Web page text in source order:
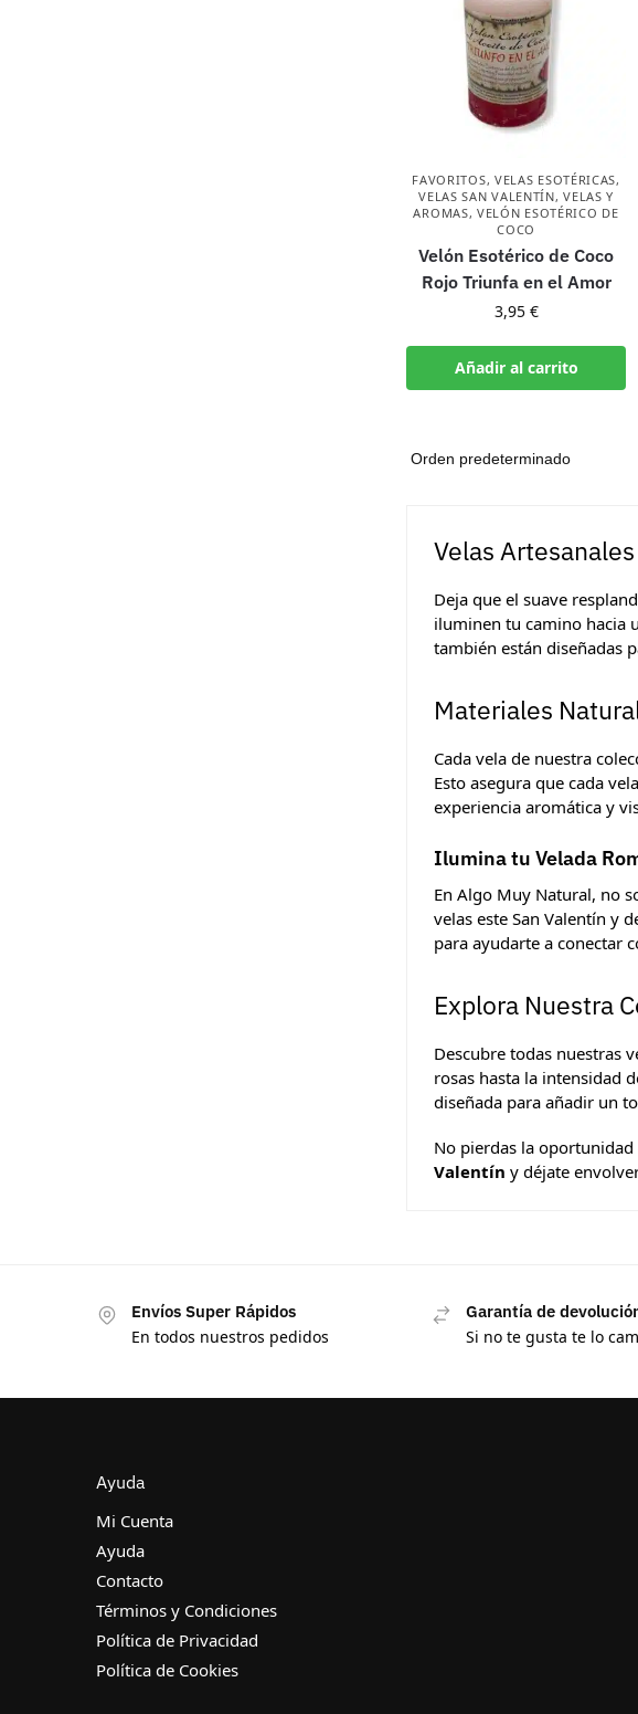
FAVORITOS, VELAS ESOTÉRICAS,
VELAS SAN VALENTÍN,VELAS Y
AROMAS,VELÓN ESOTÉRICO DE
COCO
Velón Esotérico de Coco
Rojo Triunfa en el Amor
3,95 €
Añadir al carrito
Velas
Deja que el suave
iluminen tu camino hacia
también están diseñadas
Materiales
Cada vela de nuestra
Esto asegura que cada
experiencia aromática y
Ilumina tu Velada
En Algo Muy Natural, no
velas este San Valentín y
para ayudarte a conectar
Explora Nuestra
Descubre todas nuestras
rosas hasta la intensidad
diseñada para añadir un
No pierdas la
Valentín y déjate
Envíos Super Rápidos
En todos nuestros pedidos
Garantía de
Si no te gusta te lo
Ayuda
Mi Cuenta
Ayuda
Contacto
Términos y Condiciones
Política de Privacidad
Política de Cookies